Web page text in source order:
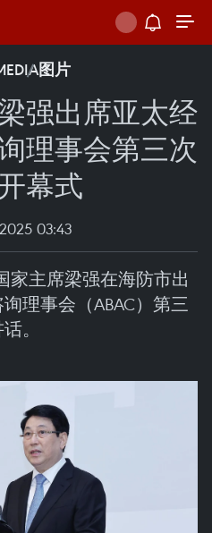
图片
强出席亚太经
理事会第三次
幕式
03:43
家主席梁强在海防市出
理事会（ABAC）第三
。